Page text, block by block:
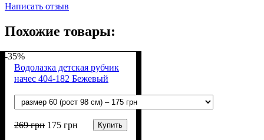
Написать отзыв
Похожие товары:
-35%
Водолазка детская рубчик
начес 404-182 Бежевый
269грн 175 грн Купить